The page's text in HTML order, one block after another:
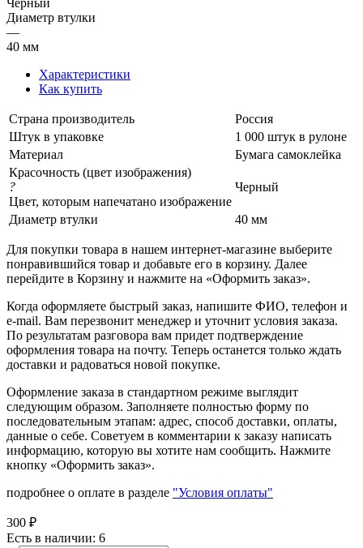
Диаметр втулки
—
40 мм
Характеристики
Как купить
Страна производитель
Россия
Штук в упаковке
1 000 штук в рулоне
Материал
Бумага самоклейка
Красочность (цвет изображения)
?
Цвет, которым напечатано изображение
Черный
Диаметр втулки 40 мм
Для покупки товара в нашем интернет-магазине выберите
понравившийся товар и добавьте его в корзину. Далее
перейдите в Корзину и нажмите на «Оформить заказ».
Когда оформляете быстрый заказ, напишите ФИО, телефон и
e-mail. Вам перезвонит менеджер и уточнит условия заказа.
По результатам разговора вам придет подтверждение
оформления товара на почту. Теперь останется только ждать
доставки и радоваться новой покупке.
Оформление заказа в стандартном режиме выглядит
следующим образом. Заполняете полностью форму по
последовательным этапам: адрес, способ доставки, оплаты,
данные о себе. Советуем в комментарии к заказу написать
информацию, которую вы хотите нам сообщить. Нажмите
кнопку «Оформить заказ».
подробнее о оплате в разделе "Условия оплаты"
300 ₽
Есть в наличии: 6